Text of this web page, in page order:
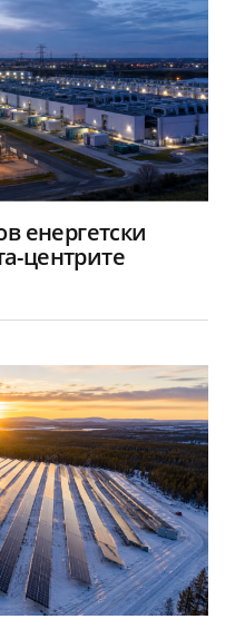
енергетски
центрите